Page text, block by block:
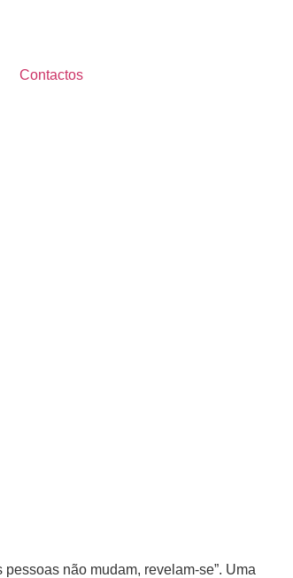
Contactos
não mudam, revelam-se”. Uma